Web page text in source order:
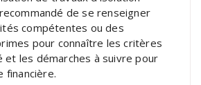
de se renseigner
compétentes ou des
pour connaître les critères
et les démarches à suivre pour
financière.